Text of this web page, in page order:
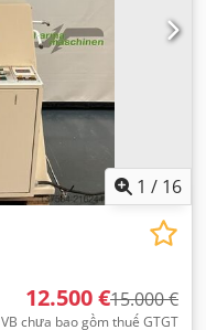
1 / 16
12.500 €15.000 €
VB chưa bao gồm thuế GTGT